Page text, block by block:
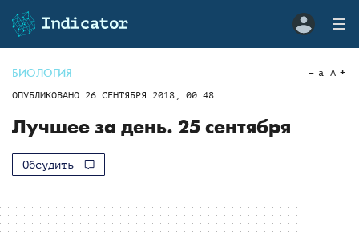
БИОЛОГИЯ
ОПУБЛИКОВАНО 26 СЕНТЯБРЯ 2018, 00:48
a A
Лучшее за день. 25 сентября
Обсудить